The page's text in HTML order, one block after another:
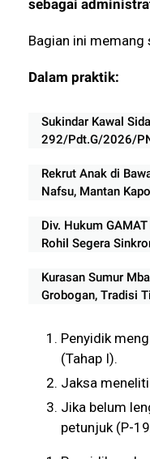
sebagai
Bagian ini memang
Dalam praktik:
Sukindar Kawal
292/Pdt.G/2026/
Rekrut Anak di
Nafsu, Mantan
Div. Hukum
Rohil Segera
Kurasan Sumur
Grobogan, Tradisi
Penyidik
(Tahap I).
Jaksa
Jika belum
petunjuk (P-